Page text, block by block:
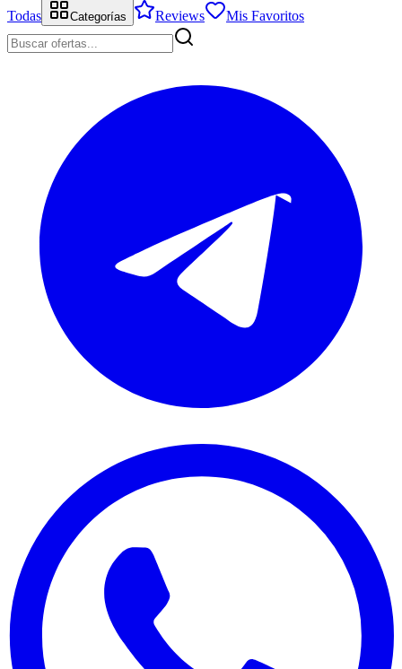
Todas
Categorías Reviews Mis Favoritos